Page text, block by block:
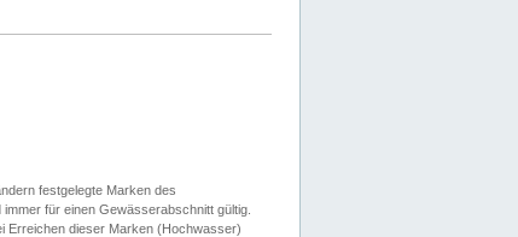
festgelegte Marken des
für einen Gewässerabschnitt gültig.
Erreichen dieser Marken (Hochwasser)